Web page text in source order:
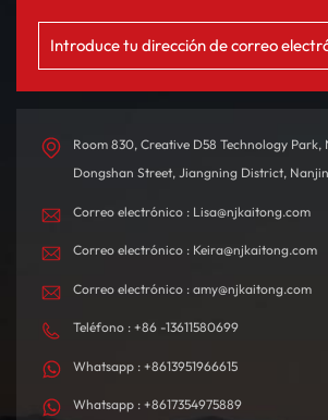
Room 830, Creative D58 Technology Park,
Dongshan Street, Jiangning District,
Correo electrónico : Lisa@njkaitong.com
Correo electrónico : Keira@njkaitong.com
Correo electrónico : amy@njkaitong.com
Teléfono : +86 -13611580699
Whatsapp : +8613951966615
Whatsapp : +8617354975889